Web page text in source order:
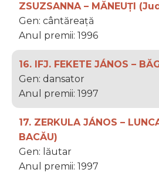
ZSUZSANNA – MĂNEUȚI
Gen: cântăreață
Anul premii: 1996
16. IFJ. FEKETE JÁNOS –
Gen: dansator
Anul premii: 1997
17. ZERKULA JÁNOS –
BACĂU)
Gen: lăutar
Anul premii: 1997